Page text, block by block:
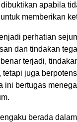
apabila
memberikan
perhatian
dan tindakan
terjadi,
juga
ini bertugas
berada